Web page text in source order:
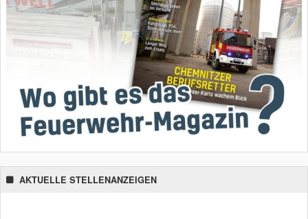
AKTUELLE STELLENANZEIGEN